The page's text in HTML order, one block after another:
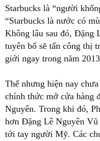
Starbucks là “người
“Starbucks là nước có
Không lâu sau đó, Đặng
tuyên bố sẽ tấn công thị
giới ngay trong năm
Thế nhưng hiện nay
chính thức mở cửa hàng
Nguyên. Trong khi đó,
hơn Đặng Lê Nguyên Vũ
tới tay người Mỹ. Các